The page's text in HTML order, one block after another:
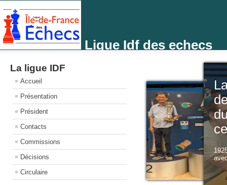
Ligue Idf des echecs
La ligue IDF
Accueil
Présentation
Président
Contacts
Commissions
Décisions
Circulaire